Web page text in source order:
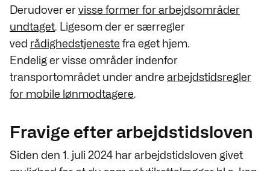
Derudover ervisse former for arbejdsområder
undtaget. Ligesom der er særregler
ved rådighedstjeneste fra eget hjem.
Endelig er visse områder indenfor
transportområdet under andre arbejdstidsregler
for mobile lønmodtagere.
Fravige efter arbejdstidsloven
Siden den 1. juli 2024 har arbejdstidsloven givet